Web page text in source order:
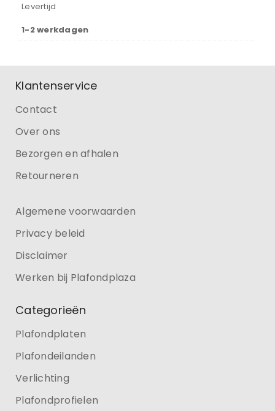
Levertijd
1-2 werkdagen
Klantenservice
Contact
Over ons
Bezorgen en afhalen
Retourneren
Algemene voorwaarden
Privacy beleid
Disclaimer
Werken bij Plafondplaza
Categorieën
Plafondplaten
Plafondeilanden
Verlichting
Plafondprofielen